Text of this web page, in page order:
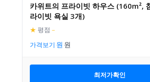
카위트의 프라이빗 하우스 (160m²,
라이빗 욕실 3개)
★ 평점 –
가격보기
최저가확인